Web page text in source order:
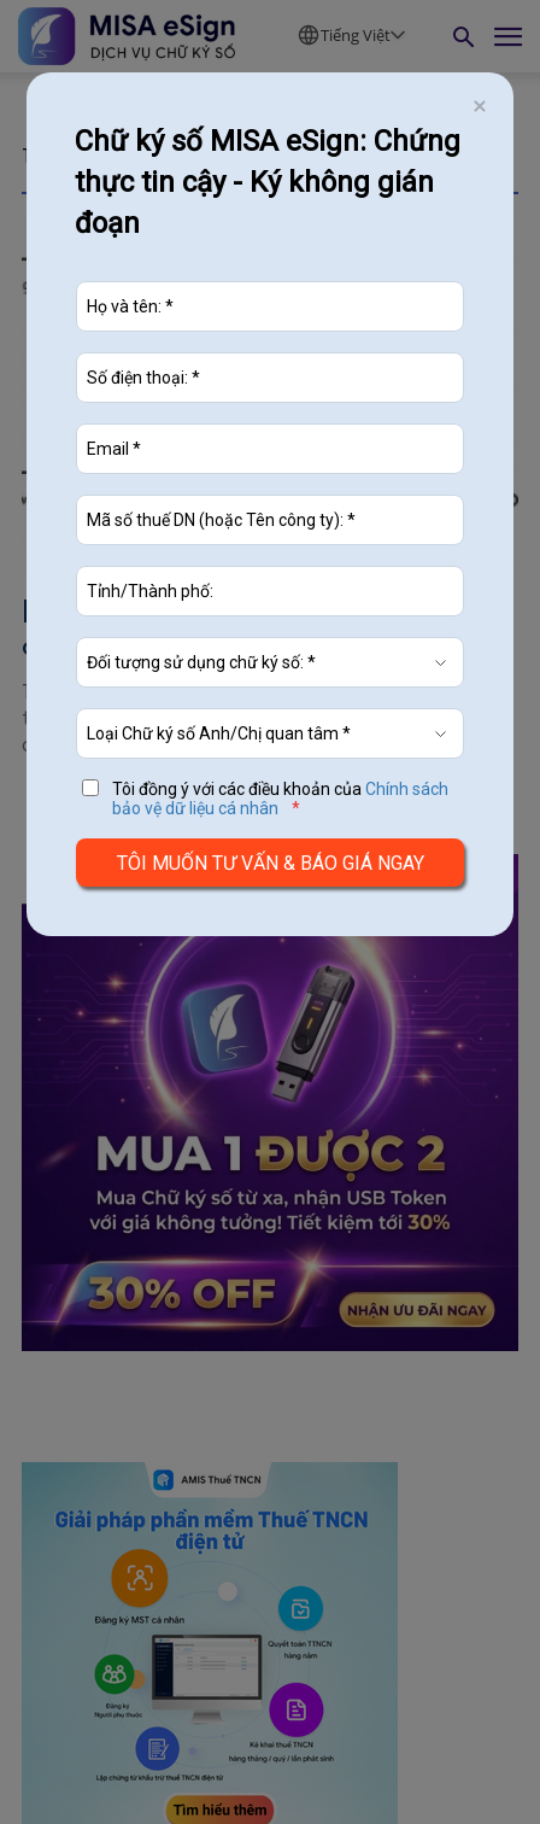
Tiếng Việt
Tags Thay đổi chữ ký người đại diện theo pháp luật
[Cập nhật] Thủ tục thay đổi chữ ký giám
đốc doanh nghiệp
Thông báo thay đổi chữ ký giám đốc là thủ tục quan
trọng khi người đại diện pháp luật muốn cập nhật mẫu
chữ...
Chữ ký số MISA eSign: Chứng
thực tin cậy - Ký không gián
đoạn
Tôi đồng ý với các điều khoản củaChính sách
bảo vệ dữ liệu cá nhân
*